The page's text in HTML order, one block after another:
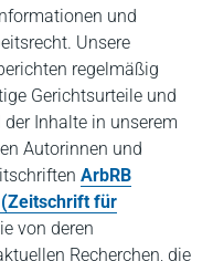
und
Unsere
regelmäßig
Gerichtsurteile und
Inhalte in unserem
Autorinnen und
ArbRB
(Zeitschrift für
von deren
Recherchen, die